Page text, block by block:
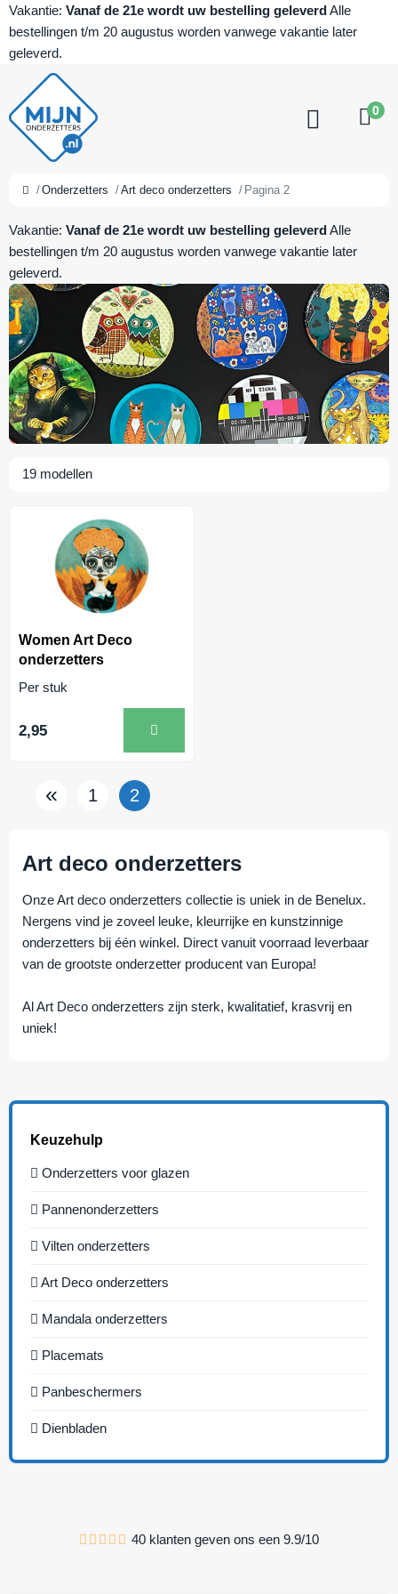
Vakantie: Vanaf de 21e wordt uw bestelling geleverdAlle
bestellingen t/m 20 augustus worden vanwege vakantie later
geleverd.
0
Onderzetters Art deco onderzetters Pagina 2
Vakantie: Vanaf de 21e wordt uw bestelling geleverdAlle
bestellingen t/m 20 augustus worden vanwege vakantie later
geleverd.
19 modellen
Women Art Deco
onderzetters
Per stuk
2,95
« 1 2
Art deco onderzetters
Onze Art deco onderzetters collectie is uniek in de Benelux.
Nergens vind je zoveel leuke, kleurrijke en kunstzinnige
onderzetters bij één winkel. Direct vanuit voorraad leverbaar
van de grootste onderzetter producent van Europa!
Al Art Deco onderzetters zijn sterk, kwalitatief, krasvrij en
uniek!
Keuzehulp
Onderzetters voor glazen
Pannenonderzetters
Vilten onderzetters
Art Deco onderzetters
Mandala onderzetters
Placemats
Panbeschermers
Dienbladen
40 klanten geven ons een 9.9/10